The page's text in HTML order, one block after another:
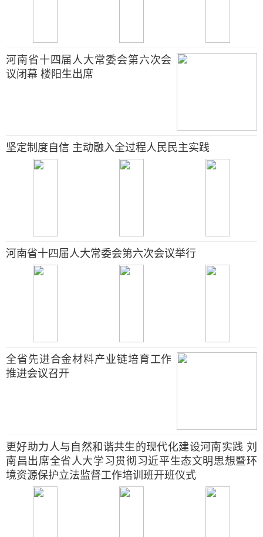
河南省十四届人大常委会第六次会
议闭幕 楼阳生出席
坚定制度自信 主动融入全过程人民民主实践
河南省十四届人大常委会第六次会议举行
全省先进合金材料产业链培育工作
推进会议召开
更好助力人与自然和谐共生的现代化建设河南实践 刘
南昌出席全省人大学习贯彻习近平生态文明思想暨环
境资源保护立法监督工作培训班开班仪式